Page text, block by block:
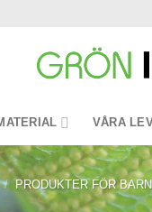
VÅRA
/ PRODUKTER FÖR BARN